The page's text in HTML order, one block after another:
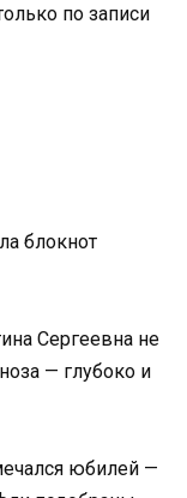
по записи
блокнот
Сергеевна не
— глубоко и
юбилей —